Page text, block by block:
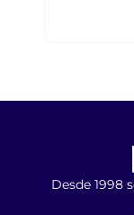
Desde 1998